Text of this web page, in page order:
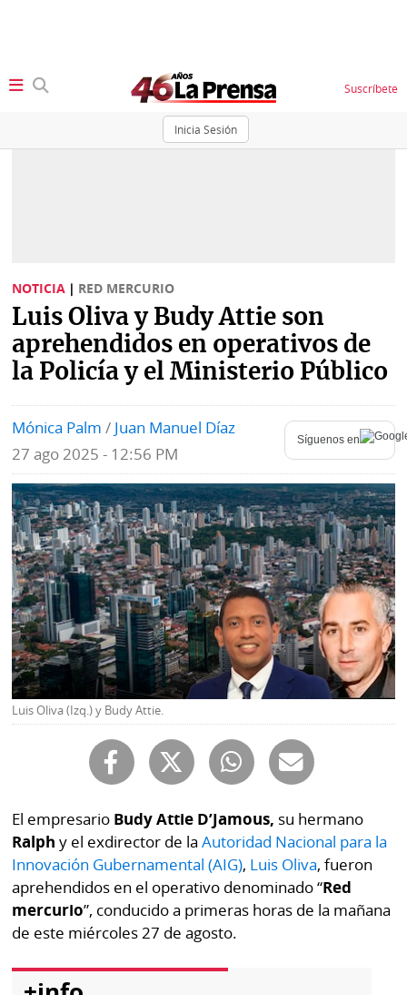
Inicia Sesión
Suscríbete
Sociedad
Judiciales
Política
Economía
Mundo
Deportes
Tecnología
Ponle
la
Firma
Status
K
Vivir+
Opinión
Blogs
Fotografías
Videos
Fe
de
erratas
Historias
SERVICIOS
Buscador
Comunicados
Catálogos
Lotería
Kiosko
Contenido
de
RSS
Temas
Autores
Notas
al
NOTICIA | RED MERCURIO
Luis Oliva y Budy Attie son
aprehendidos en operativos de
la Policía y el Ministerio Público
Mónica Palm / Juan Manuel Díaz
27 ago 2025 - 12:56 PM
Síguenos en
Luis Oliva (Izq.) y Budy Attie.
El empresario Budy Attie D’Jamous, su hermano
Ralph y el exdirector de laAutoridad Nacional para la
Innovación Gubernamental (AIG), Luis Oliva, fueron
aprehendidos en el operativo denominado “Red
mercurio”, conducido a primeras horas de la mañana
de este miércoles 27 de agosto.